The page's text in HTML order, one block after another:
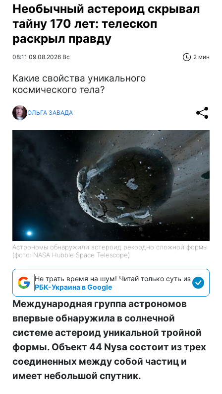
Необычный астероид скрывал
тайну 170 лет: телескоп
раскрыл правду
08:11 09.08.2026 Вс 2 мин
Какие свойства уникального
космического тела?
ОЛЬГА ЗАВАДА
Астрономы обнаружили астероид рекордно сложной формы
(фото: NASA Hubble Space Telescope)
Не трать время на шум! Читай только суть из
РБК-Украина в Google
Международная группа астрономов
впервые обнаружила в солнечной
системе астероид уникальной тройной
формы. Объект 44 Nysa состоит из трех
соединенных между собой частиц и
имеет небольшой спутник.